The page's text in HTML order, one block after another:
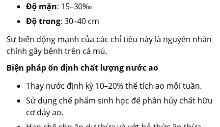
Độ mặn: 15–30‰
Độ trong: 30–40 cm
Sự biến động mạnh của các chỉ tiêu này là nguyên nhân
chính gây bệnh trên cá mú.
Biện pháp ổn định chất lượng nước ao
Thay nước định kỳ 10–20% thể tích ao mỗi tuần.
Sử dụng chế phẩm sinh học để phân hủy chất hữu
cơ đáy ao.